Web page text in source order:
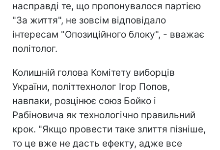
насправді те, що пропонувалося партією
"За життя", не зовсім відповідало
інтересам "Опозиційного блоку", - вважає
політолог.
Колишній голова Комітету виборців
України, політтехнолог Ігор Попов,
навпаки, розцінює союз Бойко і
Рабіновича як технологічно правильний
крок. "Якщо провести таке злиття пізніше,
то це вже не дасть ефекту, адже все